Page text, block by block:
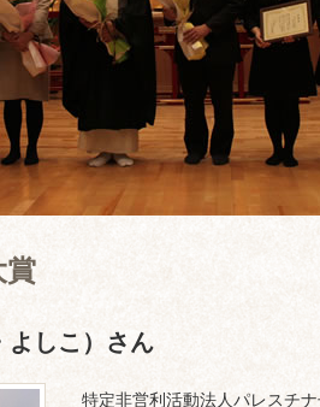
賞
よしこ）さん
特定非営利活動法人パレスチ